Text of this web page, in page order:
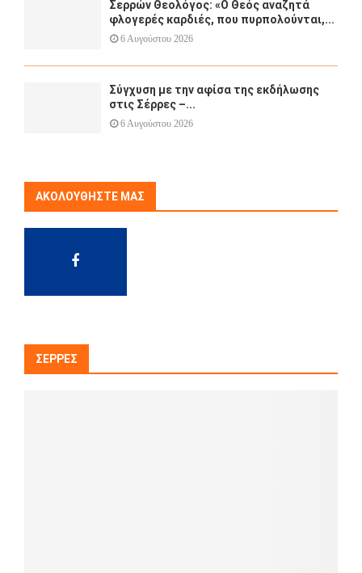
Σερρών Θεολόγος: «Ο Θεός αναζητά
φλογερές καρδιές, που πυρπολούνται,...
6 Αυγούστου 2026
Σύγχυση με την αφίσα της εκδήλωσης
στις Σέρρες –...
6 Αυγούστου 2026
ΑΚΟΛΟΥΘΉΣΤΕ ΜΑΣ
ΣΈΡΡΕΣ